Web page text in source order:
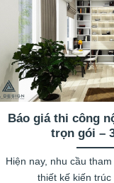
Báo giá thi công
trọn gói –
Hiện nay, nhu cầu
thiết kế kiến